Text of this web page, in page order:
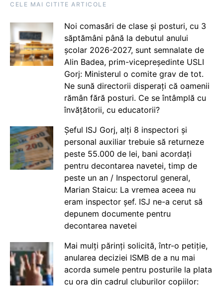
CELE MAI CITITE ARTICOLE
Noi comasări de clase și posturi, cu 3
săptămâni până la debutul anului
școlar 2026-2027, sunt semnalate de
Alin Badea, prim-vicepreședinte USLI
Gorj: Ministerul o comite grav de tot.
Ne sună directorii disperați că oamenii
rămân fără posturi. Ce se întâmplă cu
învățătorii, cu educatorii?
Șeful ISJ Gorj, alți 8 inspectori și
personal auxiliar trebuie să returneze
peste 55.000 de lei, bani acordați
pentru decontarea navetei, timp de
peste un an / Inspectorul general,
Marian Staicu: La vremea aceea nu
eram inspector șef. ISJ ne-a cerut să
depunem documente pentru
decontarea navetei
Mai mulți părinți solicită, într-o petiție,
anularea deciziei ISMB de a nu mai
acorda sumele pentru posturile la plata
cu ora din cadrul cluburilor copiilor: